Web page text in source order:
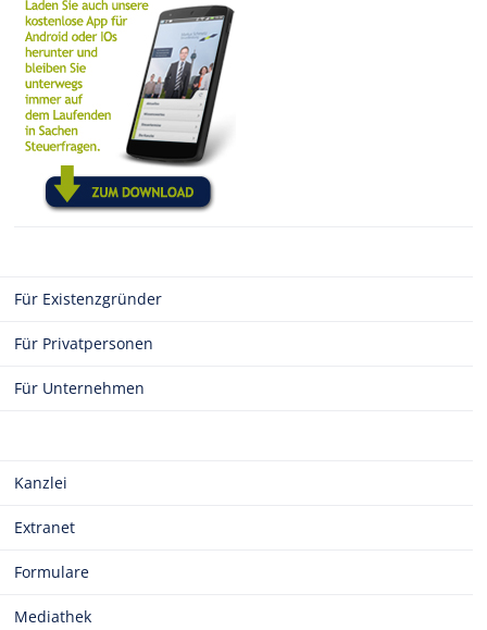
Für Existenzgründer
Für Privatpersonen
Für Unternehmen
Kanzlei
Extranet
Formulare
Mediathek